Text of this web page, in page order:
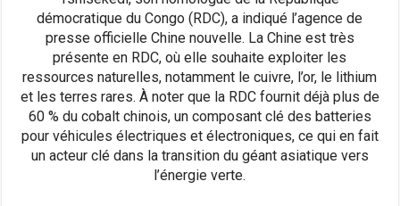
démocratique du Congo (RDC), a indiqué l’agence de
presse officielle Chine nouvelle. La Chine est très
présente en RDC, où elle souhaite exploiter les
ressources naturelles, notamment le cuivre, l’or, le lithium
et les terres rares. À noter que la RDC fournit déjà plus de
60 % du cobalt chinois, un composant clé des batteries
pour véhicules électriques et électroniques, ce qui en fait
un acteur clé dans la transition du géant asiatique vers
l’énergie verte.